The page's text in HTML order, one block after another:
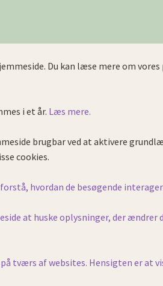
Du kan læse mere om
i et år. Læs mere.
brugbar ved at aktivere
cookies.
hvordan de besøgende
at huske oplysninger, der ændrer
tværs af websites. Hensigten er at